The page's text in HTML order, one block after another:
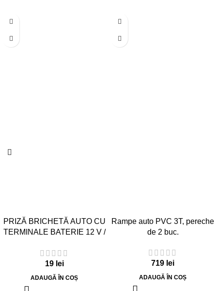
PRIZĂ BRICHETĂ AUTO CU
TERMINALE BATERIE 12 V /
19 lei
ADAUGĂ ÎN COȘ
Rampe auto PVC 3T, pereche
de 2 buc.
719 lei
ADAUGĂ ÎN COȘ